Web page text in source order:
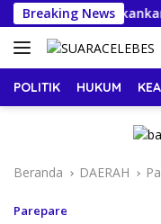
Langsung
ke
konten
Breaking News
Makassar Tekankan
POLITIK HUKUM
Beranda DAERAH
Parepare